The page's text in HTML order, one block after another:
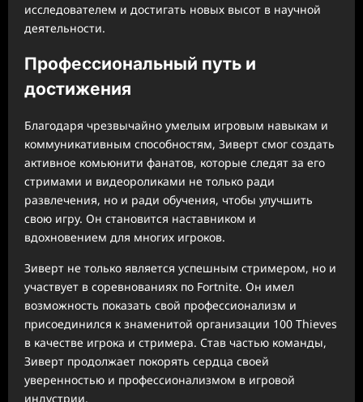
исследователем и достигать новых высот в научной
деятельности.
Профессиональный путь и
достижения
Благодаря чрезвычайно умелым игровым навыкам и
коммуникативным способностям, Зиверт смог создать
активное комьюнити фанатов, которые следят за его
стримами и видеороликами не только ради
развлечения, но и ради обучения, чтобы улучшить
свою игру. Он становится наставником и
вдохновением для многих игроков.
Зиверт не только является успешным стримером, но и
участвует в соревнованиях по Fortnite. Он имел
возможность показать свой профессионализм и
присоединился к знаменитой организации 100 Thieves
в качестве игрока и стримера. Став частью команды,
Зиверт продолжает покорять сердца своей
уверенностью и профессионализмом в игровой
индустрии.